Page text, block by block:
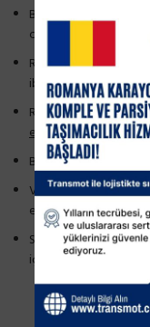
Başvuruda Sağlık
olmalıdır.
Raporda mutlaka
ibaresi yer almalıdır
Rapor, Sağlık
edilebilmeli(devlet
Başvuruda Sağlık
Vizenin okunaklı
edilir)
SRC 3 için ne kadar
için de söz konusu